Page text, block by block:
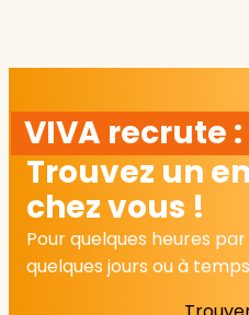
VIVA recrute :
Trouvez un
chez vous !
Pour quelques heures
quelques jours ou à